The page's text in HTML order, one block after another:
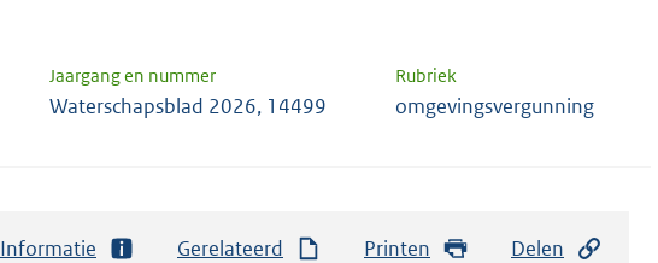
Jaargang en nummer Rubriek
Waterschapsblad 2026, 14499 omgevingsvergunning
Informatie Gerelateerd Printen Delen